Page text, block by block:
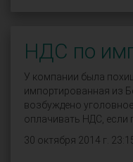
НДС по
У компании была
импортированная из
возбуждено
оплачивать НДС, если
30 октября 2014 г.